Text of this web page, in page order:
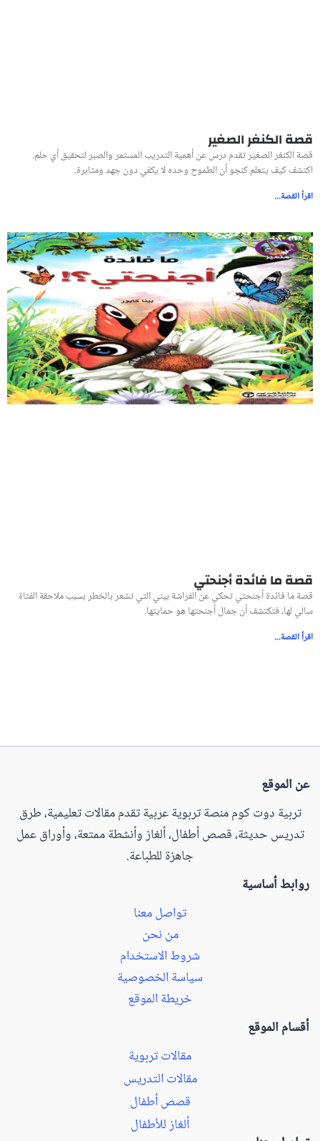
قصة الكنغر الصغير
قصة الكنغر الصغير تقدم درس عن أهمية التدريب المستمر والصبر لتحقيق أي حلم.
اكتشف كيف يتعلم كنجو أن الطموح وحده لا يكفي دون جهد ومثابرة.
اقرأ القصة...
قصة ما فائدة أجنحتي
قصة ما فائدة أجنحتي تحكي عن الفراشة بيني التي تشعر بالخطر بسبب ملاحقة الفتاة
سالي لها، فتكتشف أن جمال أجنحتها هو حمايتها.
اقرأ القصة...
عن الموقع
تربية دوت كوم منصة تربوية عربية تقدم مقالات تعليمية، طرق
تدريس حديثة، قصص أطفال، ألغاز وأنشطة ممتعة، وأوراق عمل
جاهزة للطباعة.
روابط أساسية
تواصل معنا
من نحن
شروط الاستخدام
سياسة الخصوصية
خريطة الموقع
أقسام الموقع
مقالات تربوية
مقالات التدريس
قصص أطفال
ألغاز للأطفال